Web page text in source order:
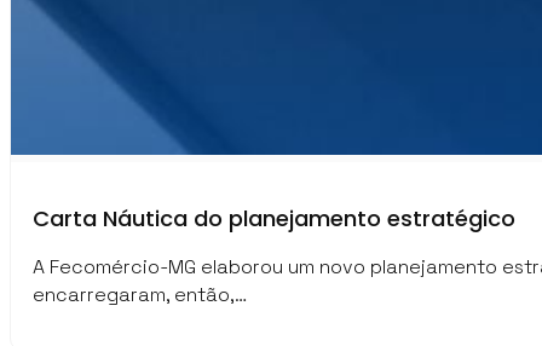
Carta Náutica do planejamento estratégico
A Fecomércio-MG elaborou um novo planejamento
encarregaram, então,…